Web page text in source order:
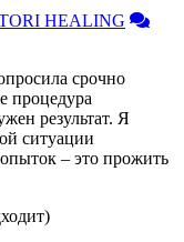
HEALING
срочно
процедура
результат. Я
ситуации
– это прожить